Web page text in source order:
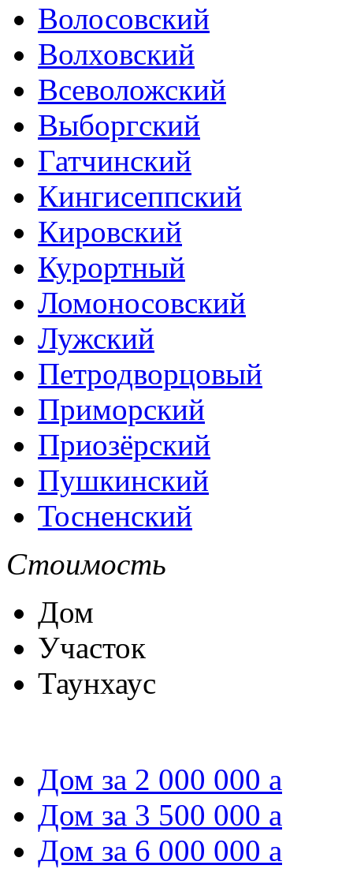
Волосовский
Волховский
Всеволожский
Выборгский
Гатчинский
Кингисеппский
Кировский
Курортный
Ломоносовский
Лужский
Петродворцовый
Приморский
Приозёрский
Пушкинский
Тосненский
Стоимость
Дом
Участок
Таунхаус
Дом за 2 000 000 a
Дом за 3 500 000 a
Дом за 6 000 000 a